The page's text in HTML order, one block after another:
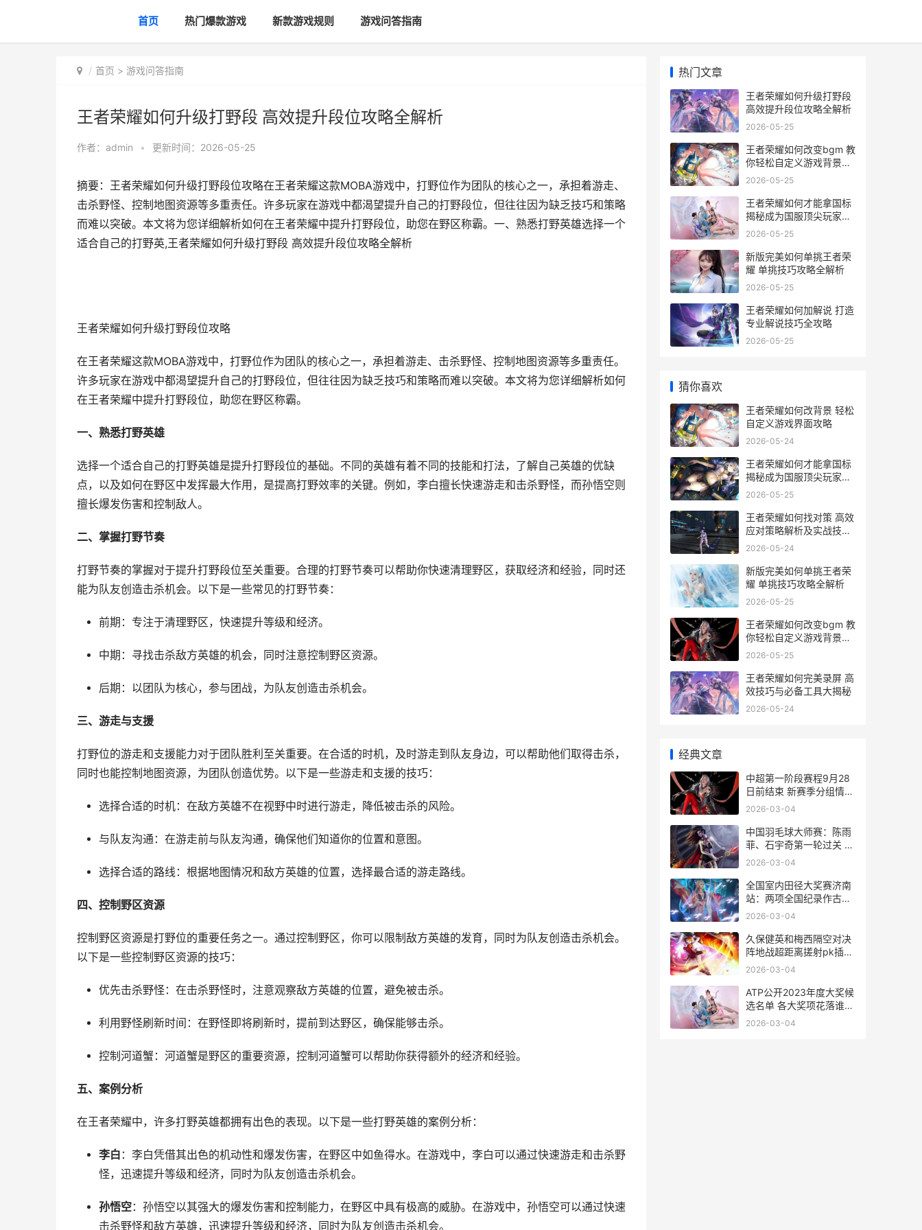
首页 热门爆款游戏 新款游戏规则 游戏问答指南
首页 > 游戏问答指南
王者荣耀如何升级打野段 高效提升段位攻略全解析
作者： admin • 更新时间：2026-05-25
摘要：王者荣耀如何升级打野段位攻略在王者荣耀这款MOBA游戏中，打野位作为团队的核心之一，承担着游走、
击杀野怪、控制地图资源等多重责任。许多玩家在游戏中都渴望提升自己的打野段位，但往往因为缺乏技巧和策略
而难以突破。本文将为您详细解析如何在王者荣耀中提升打野段位，助您在野区称霸。一、熟悉打野英雄选择一个
适合自己的打野英,王者荣耀如何升级打野段 高效提升段位攻略全解析
王者荣耀如何升级打野段位攻略
在王者荣耀这款MOBA游戏中，打野位作为团队的核心之一，承担着游走、击杀野怪、控制地图资源等多重责任。
许多玩家在游戏中都渴望提升自己的打野段位，但往往因为缺乏技巧和策略而难以突破。本文将为您详细解析如何
在王者荣耀中提升打野段位，助您在野区称霸。
一、熟悉打野英雄
选择一个适合自己的打野英雄是提升打野段位的基础。不同的英雄有着不同的技能和打法，了解自己英雄的优缺
点，以及如何在野区中发挥最大作用，是提高打野效率的关键。例如，李白擅长快速游走和击杀野怪，而孙悟空则
擅长爆发伤害和控制敌人。
二、掌握打野节奏
打野节奏的掌握对于提升打野段位至关重要。合理的打野节奏可以帮助你快速清理野区，获取经济和经验，同时还
能为队友创造击杀机会。以下是一些常见的打野节奏：
前期：专注于清理野区，快速提升等级和经济。
中期：寻找击杀敌方英雄的机会，同时注意控制野区资源。
后期：以团队为核心，参与团战，为队友创造击杀机会。
三、游走与支援
打野位的游走和支援能力对于团队胜利至关重要。在合适的时机，及时游走到队友身边，可以帮助他们取得击杀，
同时也能控制地图资源，为团队创造优势。以下是一些游走和支援的技巧：
选择合适的时机：在敌方英雄不在视野中时进行游走，降低被击杀的风险。
与队友沟通：在游走前与队友沟通，确保他们知道你的位置和意图。
选择合适的路线：根据地图情况和敌方英雄的位置，选择最合适的游走路线。
四、控制野区资源
控制野区资源是打野位的重要任务之一。通过控制野区，你可以限制敌方英雄的发育，同时为队友创造击杀机会。
以下是一些控制野区资源的技巧：
优先击杀野怪：在击杀野怪时，注意观察敌方英雄的位置，避免被击杀。
利用野怪刷新时间：在野怪即将刷新时，提前到达野区，确保能够击杀。
控制河道蟹：河道蟹是野区的重要资源，控制河道蟹可以帮助你获得额外的经济和经验。
五、案例分析
在王者荣耀中，许多打野英雄都拥有出色的表现。以下是一些打野英雄的案例分析：
李白 ：李白凭借其出色的机动性和爆发伤害，在野区中如鱼得水。在游戏中，李白可以通过快速游走和击杀野
怪，迅速提升等级和经济，同时为队友创造击杀机会。
孙悟空：孙悟空以其强大的爆发伤害和控制能力，在野区中具有极高的威胁。在游戏中，孙悟空可以通过快速
击杀野怪和敌方英雄，迅速提升等级和经济，同时为队友创造击杀机会。
热门文章
王者荣耀如何升级打野段
高效提升段位攻略全解析
2026-05-25
王者荣耀如何改变bgm 教
你轻松自定义游戏背景音
乐攻略
2026-05-25
王者荣耀如何才能拿国标
揭秘成为国服顶尖玩家的
关键技巧与策略
2026-05-25
新版完美如何单挑王者荣
耀 单挑技巧攻略全解析
2026-05-25
王者荣耀如何加解说 打造
专业解说技巧全攻略
2026-05-25
猜你喜欢
王者荣耀如何改背景 轻松
自定义游戏界面攻略
2026-05-24
王者荣耀如何才能拿国标
揭秘成为国服顶尖玩家的
关键技巧与策略
2026-05-25
王者荣耀如何找对策 高效
应对策略解析及实战技巧
分享
2026-05-24
新版完美如何单挑王者荣
耀 单挑技巧攻略全解析
2026-05-25
王者荣耀如何改变bgm 教
你轻松自定义游戏背景音
乐攻略
2026-05-25
王者荣耀如何完美录屏 高
效技巧与必备工具大揭秘
2026-05-24
经典文章
中超第一阶段赛程9月28
日前结束 新赛季分组情况
出炉<span
阶段赛程公布
2026-03-04
中国羽毛球大师赛：陈雨
菲、石宇奇第一轮过关 李
诗沣“一轮游”<span
球大师赛直播在哪看
2026-03-04
全国室内田径大奖赛济南
站：两项全国纪录作古
<span id="imageplus 全
夺冠
2026-03-04
久保健英和梅西隔空对决
阵地战超距离搓射pk插花
脚破门<span
集锦
2026-03-04
ATP公开2023年度大奖候
选名单 各大奖项花落谁家
atp年终总决赛举办地
2026-03-04